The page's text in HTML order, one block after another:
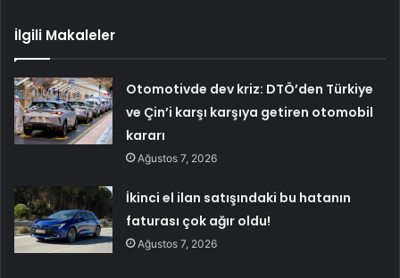
İlgili Makaleler
Otomotivde dev kriz: DTÖ’den Türkiye
ve Çin’i karşı karşıya getiren otomobil
kararı
Ağustos 7, 2026
İkinci el ilan satışındaki bu hatanın
faturası çok ağır oldu!
Ağustos 7, 2026